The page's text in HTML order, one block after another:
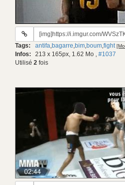
URL
gif:
Tags: antifa,bagarre,bim,boum,fight
Infos: 213 x 165px, 1.62 Mo , #1037
Utilisé 2 fois